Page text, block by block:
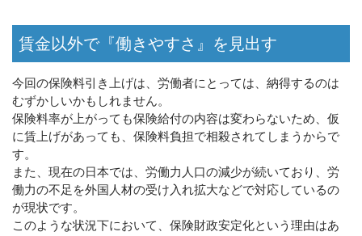
賃金以外で『働きやすさ』を見出す
今回の保険料引き上げは、労働者にとっては、納得するのは
むずかしいかもしれません。
保険料率が上がっても保険給付の内容は変わらないため、仮
に賃上げがあっても、保険料負担で相殺されてしまうからで
す。
また、現在の日本では、労働力人口の減少が続いており、労
働力の不足を外国人材の受け入れ拡大などで対応しているの
が現状です。
このような状況下において、保険財政安定化という理由はあ